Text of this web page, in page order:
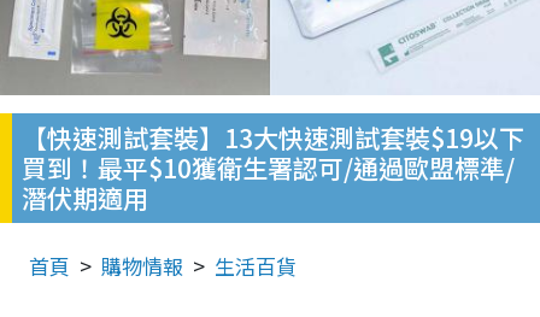
【快速測試套裝】13大快速測試套裝$19以下
買到！最平$10獲衛生署認可/通過歐盟標準/
潛伏期適用
首頁 購物情報 生活百貨